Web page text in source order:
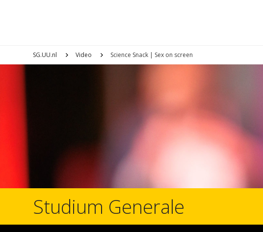
SG.UU.nl Video Science Snack | Sex on screen
Studium Generale